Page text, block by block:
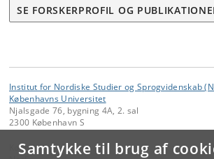
Samtykke til brug af
SE FORSKERPROFIL OG
Institut for Nordiske Studier og Sprogvidenskab
Københavns Universitet
Njalsgade 76, bygning 4A, 2. sal
2300 København S
Kontakt: